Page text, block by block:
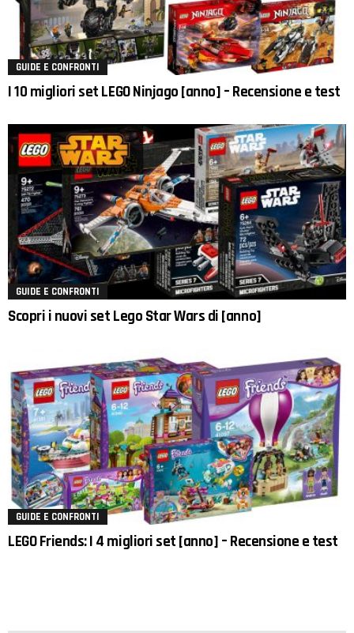
GUIDE E CONFRONTI
I 10 migliori set LEGO Ninjago [anno] – Recensione e test
GUIDE E CONFRONTI
Scopri i nuovi set Lego Star Wars di [anno]
GUIDE E CONFRONTI
LEGO Friends: I 4 migliori set [anno] – Recensione e test